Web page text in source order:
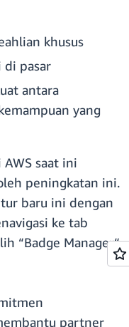
khusus
di pasar
antara
yang
AWS saat ini
peningkatan ini.
baru ini dengan
ke tab
“Badge Manager“
partner